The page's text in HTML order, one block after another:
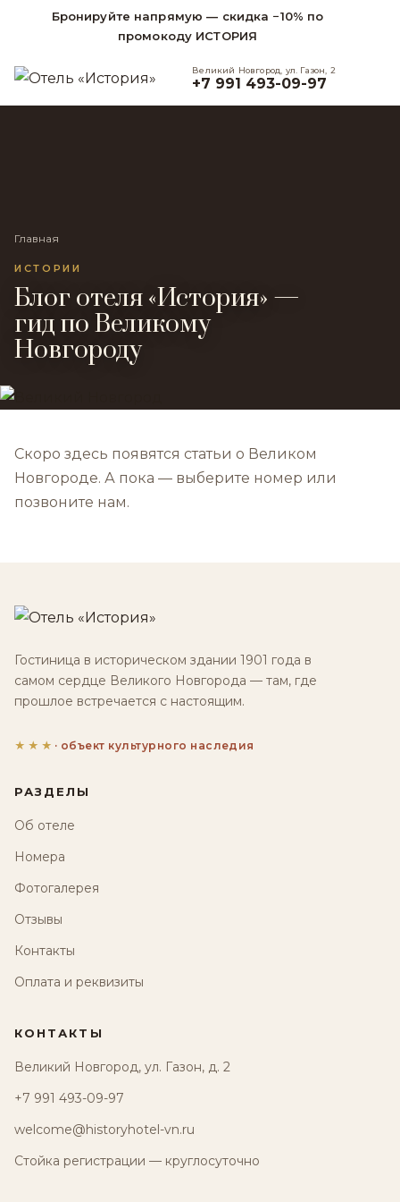
Бронируйте напрямую — скидка −10% по
промокоду ИСТОРИЯ
Великий Новгород, ул. Газон, 2
+7 991 493-09-97
Главная
ИСТОРИИ
Блог отеля «История» —
гид по Великому
Новгороду
Скоро здесь появятся статьи о Великом
Новгороде. А пока — выберите номер или
позвоните нам.
Гостиница в историческом здании 1901 года в
самом сердце Великого Новгорода — там, где
прошлое встречается с настоящим.
★★★ · объект культурного наследия
РАЗДЕЛЫ
Об отеле
Номера
Фотогалерея
Отзывы
Контакты
Оплата и реквизиты
КОНТАКТЫ
Великий Новгород, ул. Газон, д. 2
+7 991 493-09-97
welcome@historyhotel-vn.ru
Стойка регистрации — круглосуточно